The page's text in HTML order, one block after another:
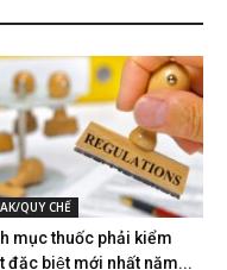
QUY CHẾ
mục thuốc phải kiểm
đặc biệt mới nhất năm...